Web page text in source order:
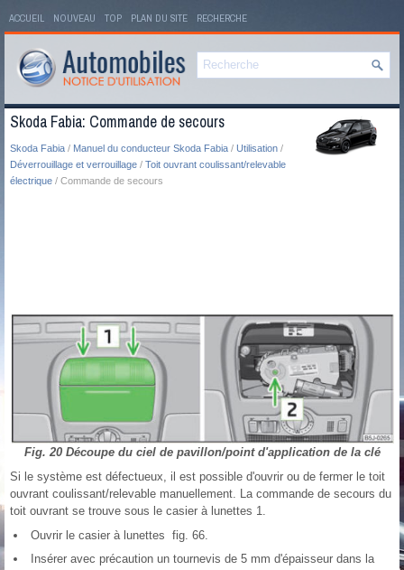
ACCUEIL NOUVEAU TOP PLAN DU SITE RECHERCHE
Skoda Fabia: Commande de secours
Skoda Fabia / Manuel du conducteur Skoda Fabia / Utilisation /
Déverrouillage et verrouillage / Toit ouvrant coulissant/relevable
électrique / Commande de secours
Fig. 20 Découpe du ciel de pavillon/point d'application de la clé
Si le système est défectueux, il est possible d'ouvrir ou de fermer le toit
ouvrant coulissant/relevable manuellement. La commande de secours du
toit ouvrant se trouve sous le casier à lunettes 1.
Ouvrir le casier à lunettes fig. 66.
Insérer avec précaution un tournevis de 5 mm d'épaisseur dans la